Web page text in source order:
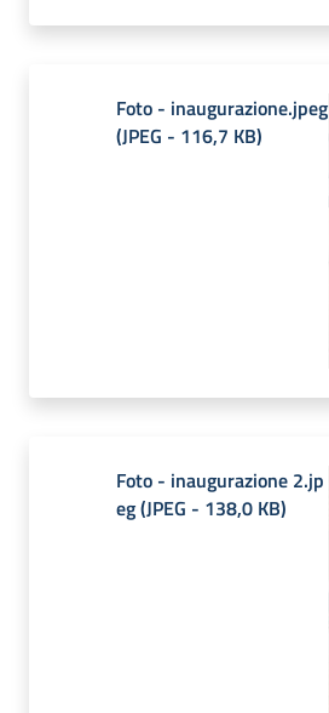
Foto - inaugurazione.jpeg
(JPEG - 116,7 KB)
Foto - inaugurazione 2.jp
eg(JPEG - 138,0 KB)